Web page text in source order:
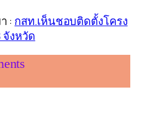
: กสท.เห็นชอบติดตั้งโครง
งหวัด